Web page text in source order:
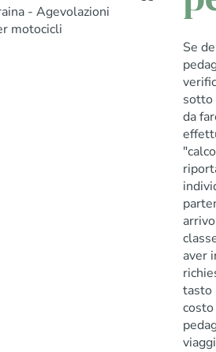
- Agevolazioni
motocicli
Se
sotto
da
aver
tasto